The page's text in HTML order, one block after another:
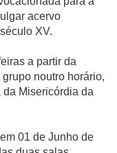
acervo
XV.
a partir da
noutro horário,
Misericórdia da
01 de Junho de